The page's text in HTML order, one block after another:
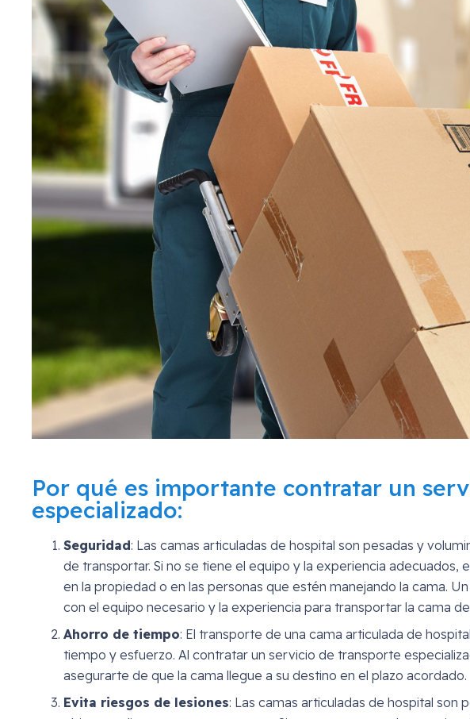
Por qué es importante contratar un
especializado:
Seguridad: Las camas articuladas de hospital son pesadas y
de transportar. Si no se tiene el equipo y la experiencia adecuados,
en la propiedad o en las personas que estén manejando la cama.
con el equipo necesario y la experiencia para transportar la cama
Ahorro de tiempo: El transporte de una cama articulada de
tiempo y esfuerzo. Al contratar un servicio de transporte
asegurarte de que la cama llegue a su destino en el plazo acordado.
Evita riesgos de lesiones: Las camas articuladas de hospital son